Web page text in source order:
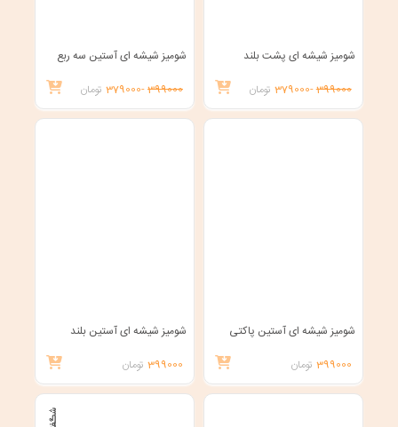
شومیز شیشه ای پشت بلند
399000
-379000 تومان
شومیز شیشه ای آستین سه ربع
399000
-379000 تومان
شومیز شیشه ای آستین پاکتی
399000 تومان
شومیز شیشه ای آستین بلند
399000 تومان